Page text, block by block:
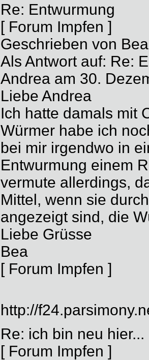
Re: Entwurmung
[ Forum Impfen ]
Geschrieben von
Als Antwort auf: Re:
Andrea am 30.
Liebe Andrea
Ich hatte damals mit
Würmer habe ich
bei mir irgendwo in
Entwurmung einem
vermute allerdings,
Mittel, wenn sie
angezeigt sind, die
Liebe Grüsse
Bea
[ Forum Impfen ]
http://
Re: ich bin neu hier...
[ Forum Impfen ]